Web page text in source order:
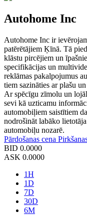
Autohome Inc
Autohome Inc ir
patērētājiem Ķīnā. Tā
klāstu pircējiem un
specifikācijas un
reklāmas pakalpojumus
tiem sazināties ar plašu
Ar spēcīgu zīmolu un
sevi kā uzticamu
automobiļiem saistītiem
nodrošināt labāko
automobiļu nozarē.
Pārdošanas cena
BID 0.0000
ASK 0.0000
1H
1D
7D
30D
6M